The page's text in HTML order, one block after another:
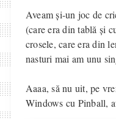
Aveam și-un joc de
(care era din tablă și
crosele, care era din
nasturi mai am unu
Aaaa, să nu uit, pe
Windows cu Pinball,